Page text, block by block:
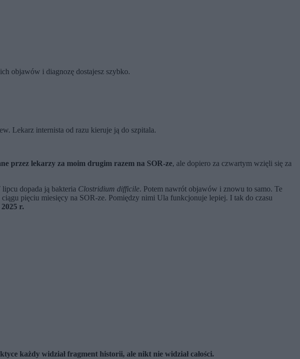
objawów i diagnozę dostajesz szybko.
Lekarz internista od razu kieruje ją do szpitala.
przez lekarzy za moim drugim razem na SOR-ze, ale dopiero za czwartym wzięli się za
dopada ją bakteria Clostridium difficile. Potem nawrót objawów i znowu to samo. Te
pięciu miesięcy na SOR-ze. Pomiędzy nimi Ula funkcjonuje lepiej. I tak do czasu
r.
każdy widział fragment historii, ale nikt nie widział całości.